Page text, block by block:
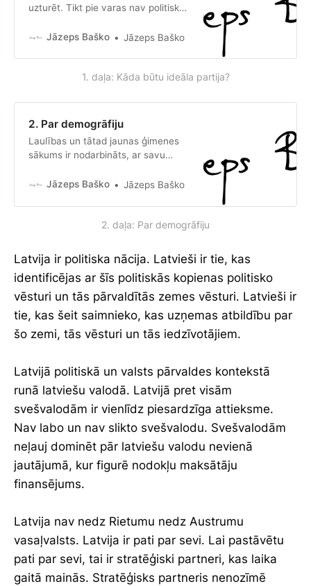
uzturēt. Tikt pie varas nav politisks
mērķu sasniegšanas līdzeklis. Vara
retrospektīvā var konstatēt, ka bija
no pirmās darbības dienas bez
Jāzeps Baško Jāzeps Baško
1. daļa: Kāda būtu ideāla partija?
2. Par demogrāfiju
Laulības un tātad jaunas ģimenes
sākums ir nodarbināts, ar savu
atbildīgs, strādīgs un ģimeni
Jauno ģimeni atbalsta paplašinātā
ģimene. Jaunais vīrietis dzīvo
ir savējo pārmantota, veidota un
aizstāvēta kopiena, kas šo un citas
ģimenes palīdz saturēt kopā,
Jāzeps Baško Jāzeps Baško
2. daļa: Par demogrāfiju
Latvija ir politiska nācija. Latvieši ir tie, kas
identificējas ar šīs politiskās kopienas politisko
vēsturi un tās pārvaldītās zemes vēsturi. Latvieši ir
tie, kas šeit saimnieko, kas uzņemas atbildību par
šo zemi, tās vēsturi un tās iedzīvotājiem.
Latvijā politiskā un valsts pārvaldes kontekstā
runā latviešu valodā. Latvijā pret visām
svešvalodām ir vienlīdz piesardzīga attieksme.
Nav labo un nav slikto svešvalodu. Svešvalodām
neļauj dominēt pār latviešu valodu nevienā
jautājumā, kur figurē nodokļu maksātāju
finansējums.
Latvija nav nedz Rietumu nedz Austrumu
vasaļvalsts. Latvija ir pati par sevi. Lai pastāvētu
pati par sevi, tai ir stratēģiski partneri, kas laika
gaitā mainās. Stratēģisks partneris nenozīmē